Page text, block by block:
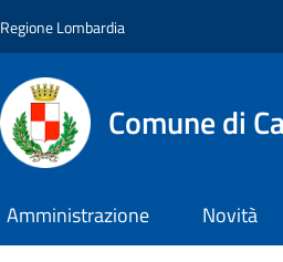
Regione Lombardia
Comune di
Amministrazione Novità